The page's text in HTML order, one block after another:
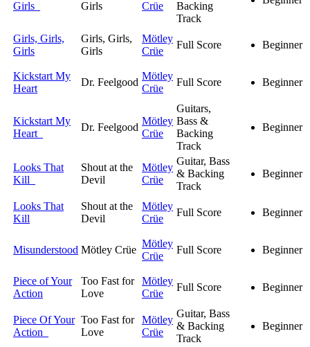
Girls Girls Crüe
Backing
Track
Girls, Girls,
Girls
Girls, Girls,
Girls
Mötley
Crüe
Full Score Beginner
Kickstart My
Heart
Dr. Feelgood
Mötley
Crüe
Full Score Beginner
Kickstart My
Heart
Dr. Feelgood
Mötley
Crüe
Guitars,
Bass &
Backing
Track
Beginner
Looks That
Kill
Shout at the
Devil
Mötley
Crüe
Guitar, Bass
& Backing
Track
Beginner
Looks That
Kill
Shout at the
Devil
Mötley
Crüe
Full Score Beginner
Misunderstood Mötley Crüe
Mötley
Crüe
Full Score Beginner
Piece of Your
Action
Too Fast for
Love
Mötley
Crüe
Full Score Beginner
Piece Of Your
Action
Too Fast for
Love
Mötley
Crüe
Guitar, Bass
& Backing
Track
Beginner